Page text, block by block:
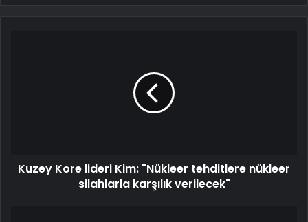
Kuzey Kore lideri Kim: "Nükleer tehditlere nükleer
silahlarla karşılık verilecek"